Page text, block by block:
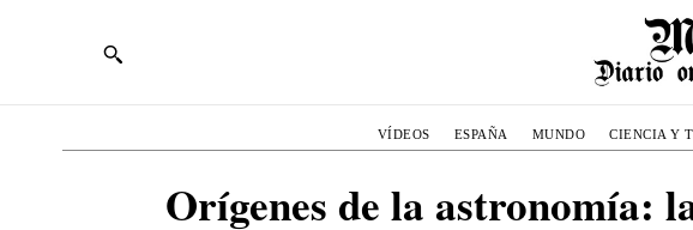
VÍDEOS ESPAÑA MUNDO CIENCIA Y
Orígenes de la astronomía: